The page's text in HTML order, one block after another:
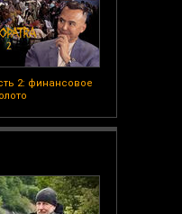
2: финансовое